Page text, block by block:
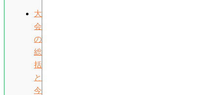
大
会
の
総
括
と
今